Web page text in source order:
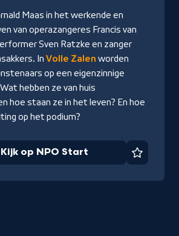
Maas in het werkende en
van operazangeres Francis van
Sven Ratzke en zanger
In Volle Zalen worden
op een eigenzinnige
hebben ze van huis
hoe staan ze in het leven? En hoe
op het podium?
Kijk op NPO Start